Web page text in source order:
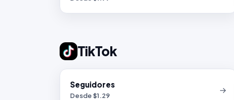
TikTok
Seguidores
Desde $1.29
→